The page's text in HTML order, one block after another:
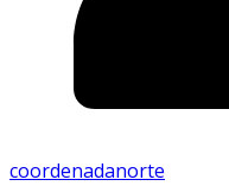
coordenadanorte